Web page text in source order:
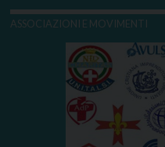
ASSOCIAZIONI E MOVIMENTI